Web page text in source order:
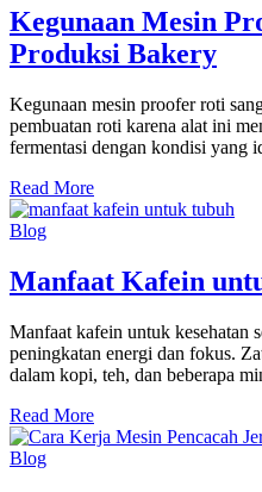
Kegunaan Mesin
Produksi Bakery
Kegunaan mesin proofer roti
pembuatan roti karena alat ini
fermentasi dengan kondisi yang
Read More
Blog
Manfaat Kafein
Manfaat kafein untuk kesehatan
peningkatan energi dan fokus.
dalam kopi, teh, dan beberapa
Read More
Blog